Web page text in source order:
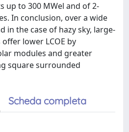
up to 300 MWel and of 2-
In conclusion, over a wide
in the case of hazy sky, large-
lower LCOE by
modules and greater
square surrounded
Scheda completa